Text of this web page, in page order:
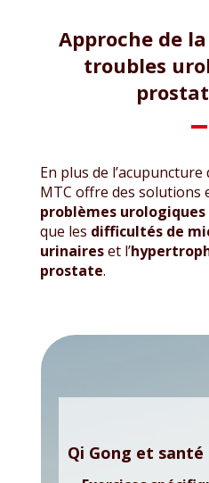
Approche de
troubles
En plus de
MTC offre des solutions
problèmes
que les difficultés de
urinaireset l’
prostate.
Qi Gong et